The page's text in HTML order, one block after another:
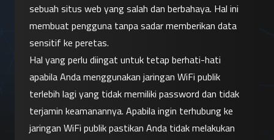
sebuah situs web yang salah dan berbahaya. Hal ini
membuat pengguna tanpa sadar memberikan data
sensitif ke peretas.
Hal yang perlu diingat untuk tetap berhati-hati
apabila Anda menggunakan jaringan WiFi publik
terlebih lagi yang tidak memiliki password dan tidak
terjamin keamanannya. Apabila ingin terhubung ke
jaringan WiFi publik pastikan Anda tidak melakukan